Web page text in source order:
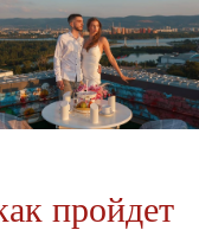
пройдет